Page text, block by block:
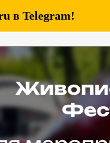
в Telegram!